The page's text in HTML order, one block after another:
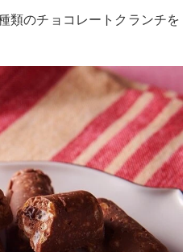
類のチョコレートクランチを